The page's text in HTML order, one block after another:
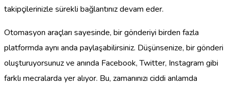
takipçilerinizle sürekli bağlantınız devam eder.
Otomasyon araçları sayesinde, bir gönderiyi birden fazla
platformda aynı anda paylaşabilirsiniz. Düşünsenize, bir gönderi
oluşturuyorsunuz ve anında Facebook, Twitter, Instagram gibi
farklı mecralarda yer alıyor. Bu, zamanınızı ciddi anlamda